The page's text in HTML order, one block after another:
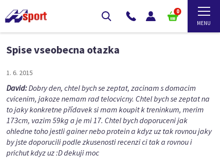
0
Spise vseobecna otazka
1. 6. 2015
David:Dobry den, chtel bych se zeptat, zacinam s domacim
cvicenim, jakoze nemam rad telocvicny. Chtel bych se zeptat na
to jaky konkretne přídavek si mam koupit k treninkum, merim
173cm, vazim 59kg a je mi 17. Chtel bych doporuceni jak
ohledne toho jestli gainer nebo protein a kdyz uz tak rovnou jaky
by jste doporucili podle zkusenosti recenzi ci tak a rovnou i
prichut kdyz uz :D dekuji moc